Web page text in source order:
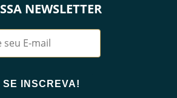
NEWSLETTER